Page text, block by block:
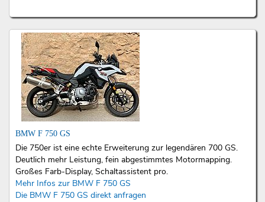
BMW F 750 GS
Die 750er ist eine echte Erweiterung zur legendären 700 GS.
Deutlich mehr Leistung, fein abgestimmtes Motormapping.
Großes Farb-Display, Schaltassistent pro.
Mehr Infos zur BMW F 750 GS
Die BMW F 750 GS direkt anfragen